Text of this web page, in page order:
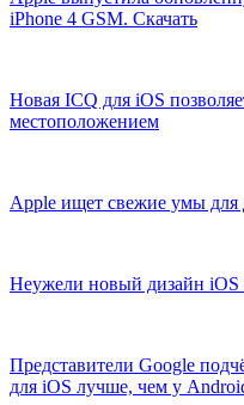
iPhone 4 GSM. Скачать
Новая ICQ для iOS
местоположением
Apple ищет свежие умы для
Неужели новый дизайн iOS
Представители Google
для iOS лучше, чем у